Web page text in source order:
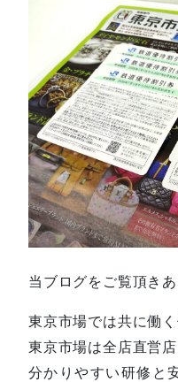
当ブログをご覧頂き
東京市場では共に働
東京市場は全店直営店
分かりやすい研修と